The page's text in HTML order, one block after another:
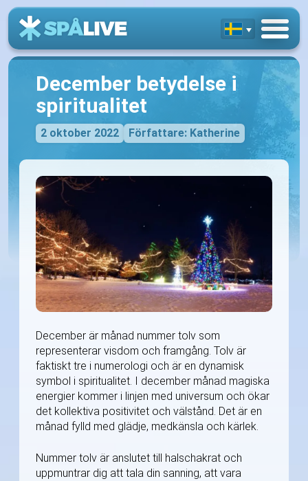
December betydelse i
spiritualitet
2 oktober 2022 Författare: Katherine
December är månad nummer tolv som
representerar visdom och framgång. Tolv är
faktiskt tre i numerologi och är en dynamisk
symbol i spiritualitet. I december månad magiska
energier kommer i linjen med universum och ökar
det kollektiva positivitet och välstånd. Det är en
månad fylld med glädje, medkänsla och kärlek.
Nummer tolv är anslutet till halschakrat och
uppmuntrar dig att tala din sanning, att vara